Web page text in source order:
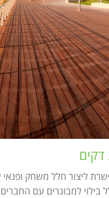
דקים
ליצור חלל משחק ופנאי
בילוי למבוגרים עם